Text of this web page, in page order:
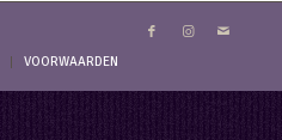
VOORWAARDEN